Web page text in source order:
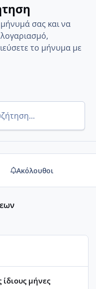
σας και να
το μήνυμα με
Ακόλουθοι
ίδιους μήνες